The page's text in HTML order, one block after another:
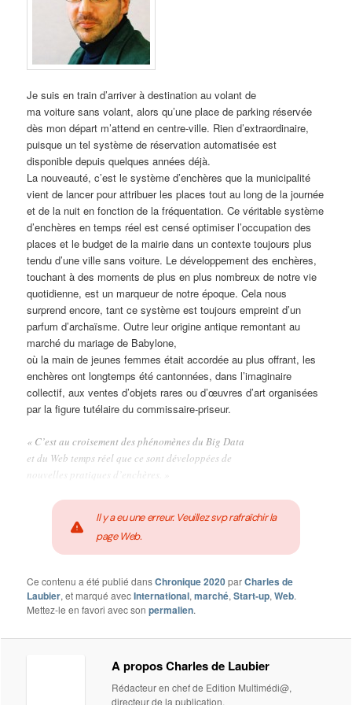
Je suis en train d’arriver à destination au volant de
ma voiture sans volant, alors qu’une place de parking réservée
dès mon départ m’attend en centre-ville. Rien d’extraordinaire,
puisque un tel système de réservation automatisée est
disponible depuis quelques années déjà.
La nouveauté, c’est le système d’enchères que la municipalité
vient de lancer pour attribuer les places tout au long de la journée
et de la nuit en fonction de la fréquentation. Ce véritable système
d’enchères en temps réel est censé optimiser l’occupation des
places et le budget de la mairie dans un contexte toujours plus
tendu d’une ville sans voiture. Le développement des enchères,
touchant à des moments de plus en plus nombreux de notre vie
quotidienne, est un marqueur de notre époque. Cela nous
surprend encore, tant ce système est toujours empreint d’un
parfum d’archaïsme. Outre leur origine antique remontant au
marché du mariage de Babylone,
où la main de jeunes femmes était accordée au plus offrant, les
enchères ont longtemps été cantonnées, dans l’imaginaire
collectif, aux ventes d’objets rares ou d’œuvres d’art organisées
par la figure tutélaire du commissaire-priseur.
« C’est au croisement des phénomènes du Big Data
et du Web temps réel que ce sont développées de
nouvelles pratiques d’enchères. »
Il y a eu une erreur. Veuillez svp rafraîchir la
page Web.
Ce contenu a été publié dansChronique 2020parCharles de
Laubier, et marqué avecInternational,marché,Start-up,Web.
Mettez-le en favori avec sonpermalien.
A propos Charles de Laubier
Rédacteur en chef de Edition Multimédi@,
directeur de la publication.